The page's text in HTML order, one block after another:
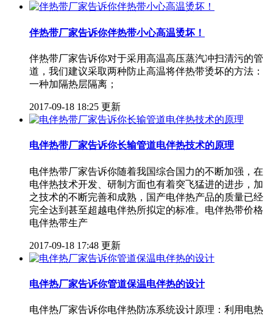
伴热带厂家告诉你伴热带小心高温烫坏！
伴热带厂家告诉你对于采用高温高压蒸汽冲扫清污的管
道，我们建议采取两种防止高温将伴热带烫坏的方法：
一种加隔热层隔离；
2017-09-18 18:25 更新
电伴热带厂家告诉你长输管道电伴热技术的原理
电伴热带厂家告诉你随着我国综合国力的不断加强，在
电伴热技术开发、研制方面也有着突飞猛进的进步，加
之技术的不断完善和成熟，国产电伴热产品的质量已经
完全达到甚至超越电伴热所拟定的标准。电伴热带价格
电伴热带生产
2017-09-18 17:48 更新
电伴热厂家告诉你管道保温电伴热的设计
电伴热厂家告诉你电伴热防冻系统设计原理：利用电热